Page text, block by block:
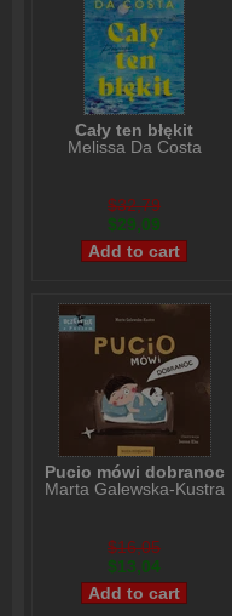
Cały ten błękit
Melissa Da Costa
$32,79
$29,09
Pucio mówi dobranoc
Marta Galewska-Kustra
$16,05
$13,04